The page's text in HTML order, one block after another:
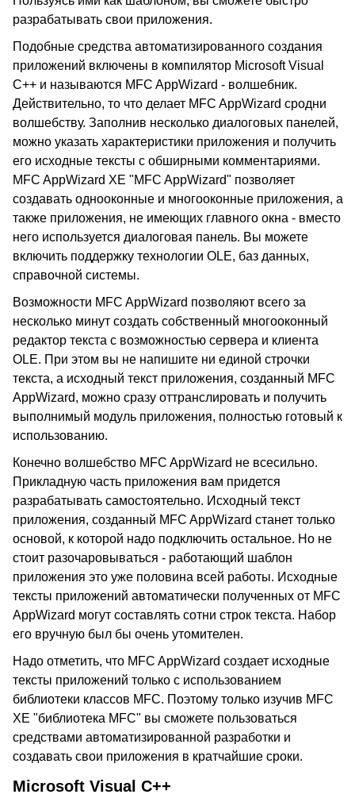
разрабатывать свои приложения.
Подобные средства автоматизированного создания
приложений включены в компилятор Microsoft Visual
C++ и называются MFC AppWizard - волшебник.
Действительно, то что делает MFC AppWizard сродни
волшебству. Заполнив несколько диалоговых панелей,
можно указать характеристики приложения и получить
его исходные тексты с обширными комментариями.
MFC AppWizard XE "MFC AppWizard" позволяет
создавать однооконные и многооконные приложения, а
также приложения, не имеющих главного окна - вместо
него используется диалоговая панель. Вы можете
включить поддержку технологии OLE, баз данных,
справочной системы.
Возможности MFC AppWizard позволяют всего за
несколько минут создать собственный многооконный
редактор текста с возможностью сервера и клиента
OLE. При этом вы не напишите ни единой строчки
текста, а исходный текст приложения, созданный MFC
AppWizard, можно сразу оттранслировать и получить
выполнимый модуль приложения, полностью готовый к
использованию.
Конечно волшебство MFC AppWizard не всесильно.
Прикладную часть приложения вам придется
разрабатывать самостоятельно. Исходный текст
приложения, созданный MFC AppWizard станет только
основой, к которой надо подключить остальное. Но не
стоит разочаровываться - работающий шаблон
приложения это уже половина всей работы. Исходные
тексты приложений автоматически полученных от MFC
AppWizard могут составлять сотни строк текста. Набор
его вручную был бы очень утомителен.
Надо отметить, что MFC AppWizard создает исходные
тексты приложений только с использованием
библиотеки классов MFC. Поэтому только изучив MFC
XE "библиотека MFC" вы сможете пользоваться
средствами автоматизированной разработки и
создавать свои приложения в кратчайшие сроки.
Microsoft Visual C++